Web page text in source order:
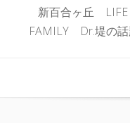
新百合ヶ丘 LIFE
FAMILY Dr.堤の話